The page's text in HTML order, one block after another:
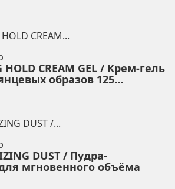
HOLD CREAM GEL / Крем-гель
образов 125...
DUST / Пудра-
мгновенного объёма